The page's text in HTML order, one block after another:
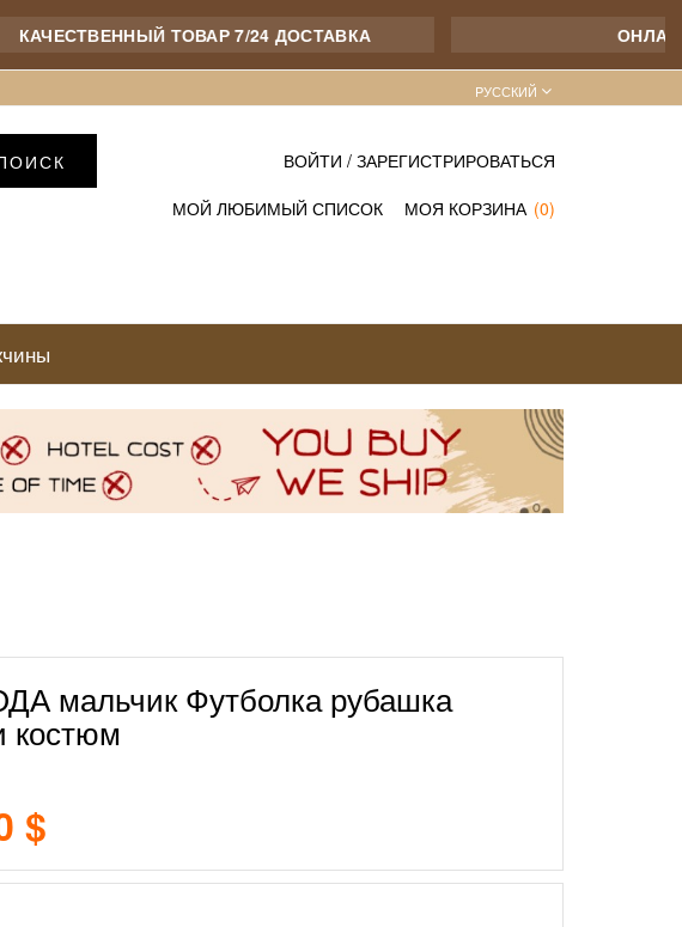
ТОВАР 7/24 ДОСТАВКА ОНЛАЙН
PУССКИЙ
ВОЙТИ / ЗАРЕГИСТРИРОВАТЬСЯ
МОЙ ЛЮБИМЫЙ СПИСОК
МОЯ КОРЗИНА (0)
мальчик Футболка рубашка
костюм
$